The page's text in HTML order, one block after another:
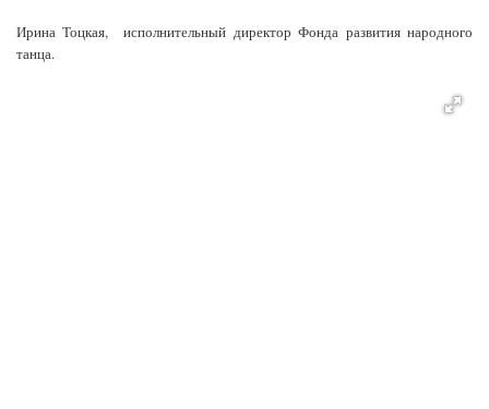
Ирина Тоцкая, исполнительный директор Фонда развития народного
танца.